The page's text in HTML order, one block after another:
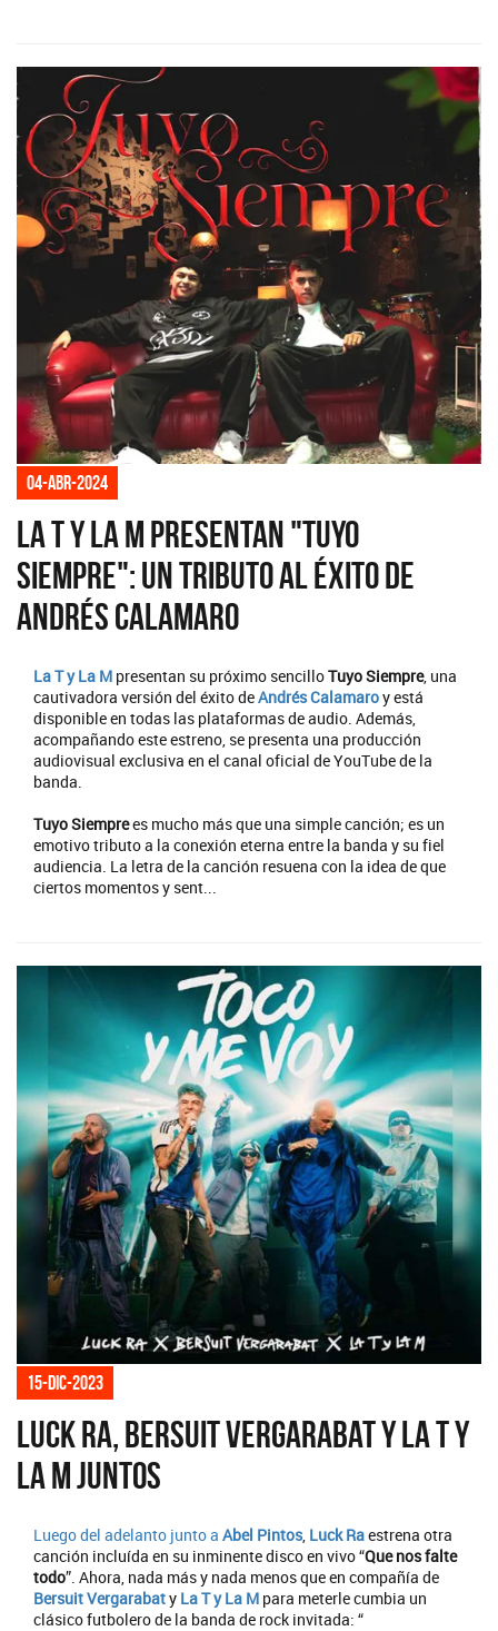
04-abr-2024
La T y La M presentan "Tuyo
Siempre": Un tributo al éxito de
Andrés Calamaro
La T y La M presentan su próximo sencilloTuyo Siempre, una
cautivadora versión del éxito deAndrés Calamaroy está
disponible en todas las plataformas de audio. Además,
acompañando este estreno, se presenta una producción
audiovisual exclusiva en el canal oficial de YouTube de la
banda.
Tuyo Siemprees mucho más que una simple canción; es un
emotivo tributo a la conexión eterna entre la banda y su fiel
audiencia. La letra de la canción resuena con la idea de que
ciertos momentos y sent...
15-dic-2023
Luck Ra, Bersuit Vergarabat y La T y
la M juntos
Luego del adelanto junto a Abel Pintos, Luck Raestrena otra
canción incluída en su inminente disco en vivo “Que nos falte
todo”. Ahora, nada más y nada menos que en compañía de
Bersuit Vergarabaty La T y La M para meterle cumbia un
clásico futbolero de la banda de rock invitada: “